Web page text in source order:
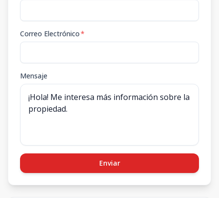
Correo Electrónico*
Mensaje
Enviar